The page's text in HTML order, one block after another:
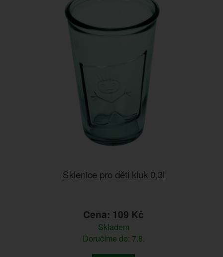
Sklenice pro děti kluk 0,3l
Cena: 109 Kč
Skladem
Doručíme do: 7.8.